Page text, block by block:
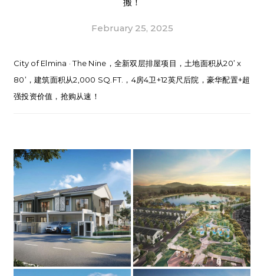
February 25, 2025
City of Elmina · The Nine，全新双层排屋项目，土地面积从20’ x
80’，建筑面积从2,000 SQ.FT.，4房4卫+12英尺后院，豪华配置+超
强投资价值，抢购从速！